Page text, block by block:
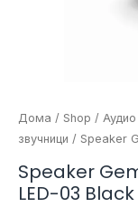
Дома / Shop /
звучници / Speaker
Speaker
LED-03 Black